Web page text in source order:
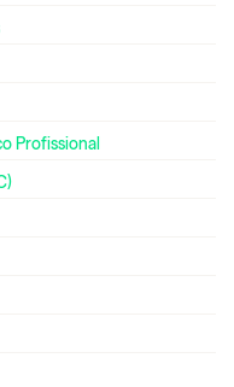
Profissional